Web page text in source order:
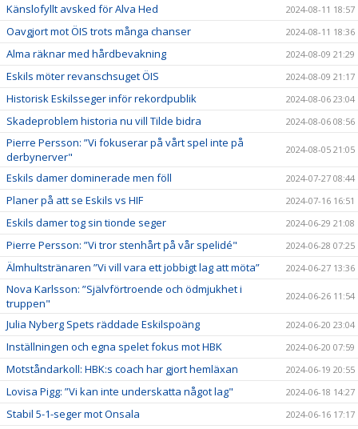
Känslofyllt avsked för Alva Hed 2024-08-11 18:57
Oavgjort mot ÖIS trots många chanser 2024-08-11 18:36
Alma räknar med hårdbevakning 2024-08-09 21:29
Eskils möter revanschsuget ÖIS 2024-08-09 21:17
Historisk Eskilsseger inför rekordpublik 2024-08-06 23:04
Skadeproblem historia nu vill Tilde bidra 2024-08-06 08:56
Pierre Persson: ”Vi fokuserar på vårt spel inte på
derbynerver"
2024-08-05 21:05
Eskils damer dominerade men föll 2024-07-27 08:44
Planer på att se Eskils vs HIF 2024-07-16 16:51
Eskils damer tog sin tionde seger 2024-06-29 21:08
Pierre Persson: ”Vi tror stenhårt på vår spelidé" 2024-06-28 07:25
Älmhultstränaren ”Vi vill vara ett jobbigt lag att möta” 2024-06-27 13:36
Nova Karlsson: ”Självförtroende och ödmjukhet i
truppen"
2024-06-26 11:54
Julia Nyberg Spets räddade Eskilspoäng 2024-06-20 23:04
Inställningen och egna spelet fokus mot HBK 2024-06-20 07:59
Motståndarkoll: HBK:s coach har gjort hemläxan 2024-06-19 20:55
Lovisa Pigg: ”Vi kan inte underskatta något lag" 2024-06-18 14:27
Stabil 5-1-seger mot Onsala 2024-06-16 17:17